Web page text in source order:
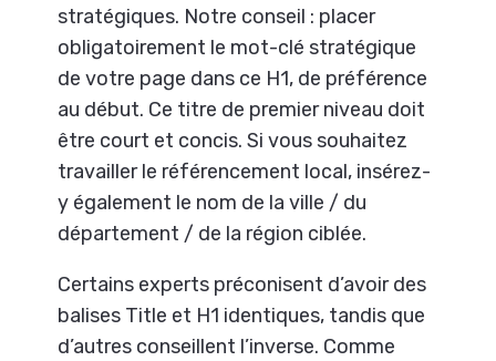
stratégiques. Notre conseil : placer
obligatoirement le mot-clé stratégique
de votre page dans ce H1, de préférence
au début. Ce titre de premier niveau doit
être court et concis. Si vous souhaitez
travailler le référencement local, insérez-
y également le nom de la ville / du
département / de la région ciblée.
Certains experts préconisent d’avoir des
balises Title et H1 identiques, tandis que
d’autres conseillent l’inverse. Comme